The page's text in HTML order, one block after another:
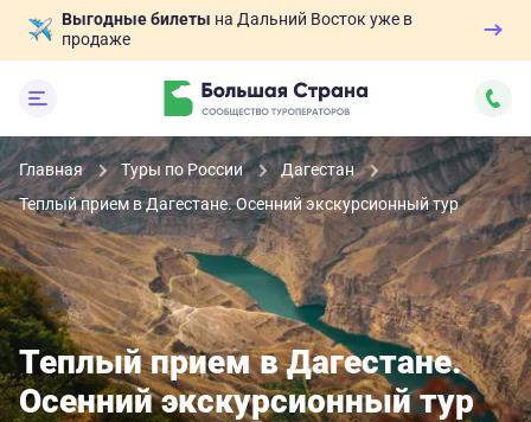
Выгодные билеты на Дальний Восток уже в
продаже
Главная Туры по России
Дагестан
Теплый прием в Дагестане. Осенний экскурсионный тур
Теплый прием в Дагестане.
Осенний экскурсионный тур